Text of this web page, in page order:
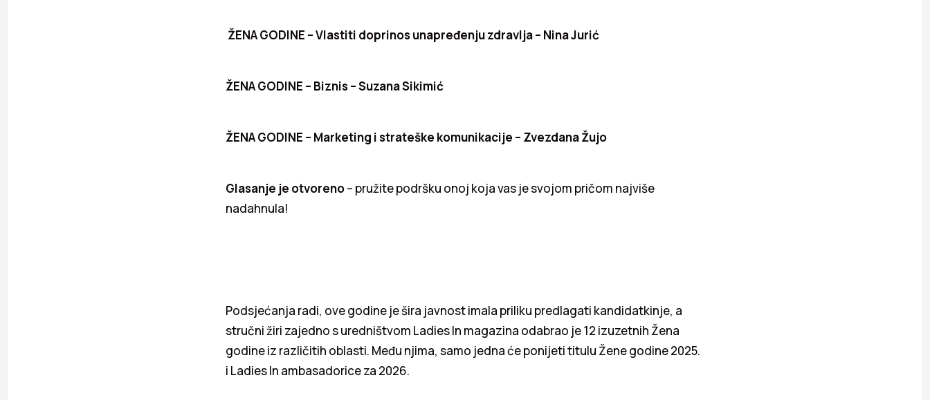
ŽENA GODINE – Vlastiti doprinos unapređenju zdravlja – Nina Jurić
ŽENA GODINE – Biznis – Suzana Sikimić
ŽENA GODINE – Marketing i strateške komunikacije – Zvezdana Žujo
Glasanje je otvoreno– pružite podršku onoj koja vas je svojom pričom najviše
nadahnula!
Podsjećanja radi, ove godine je šira javnost imala priliku predlagati kandidatkinje, a
stručni žiri zajedno s uredništvom Ladies In magazina odabrao je 12 izuzetnih Žena
godine iz različitih oblasti. Među njima, samo jedna će ponijeti titulu Žene godine 2025.
i Ladies In ambasadorice za 2026.